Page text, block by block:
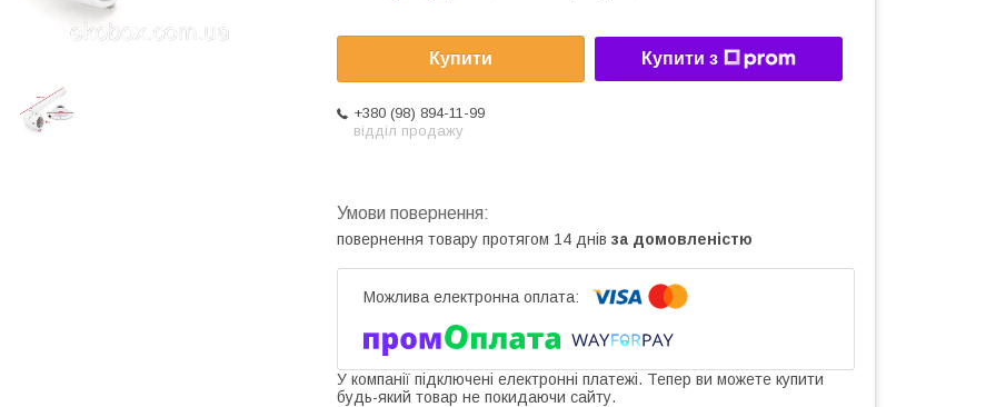
Купити Купити з
+380 (98) 894-11-99
відділ продажу
повернення товару протягом 14 днів за домовленістю
У компанії підключені електронні платежі. Тепер ви можете купити
будь-який товар не покидаючи сайту.